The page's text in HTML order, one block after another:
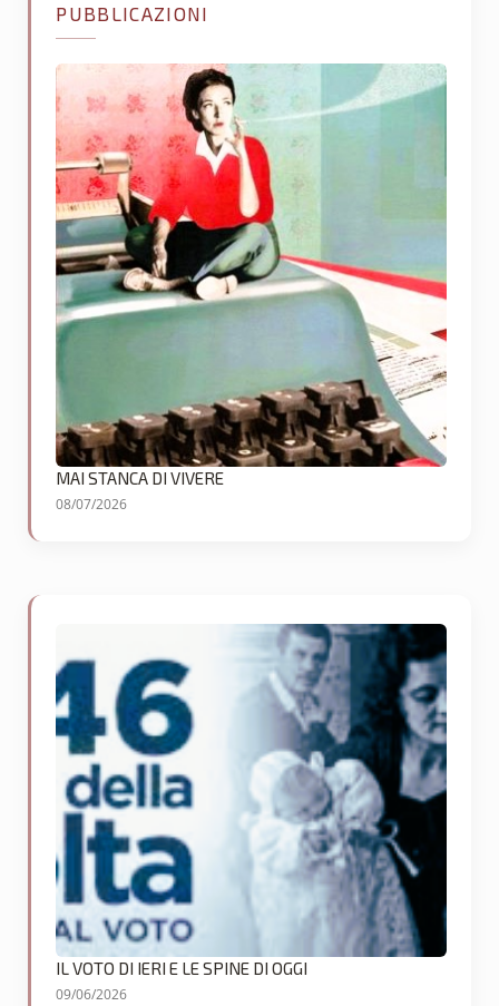
PUBBLICAZIONI
MAI STANCA DI VIVERE
08/07/2026
IL VOTO DI IERI E LE SPINE DI OGGI
09/06/2026